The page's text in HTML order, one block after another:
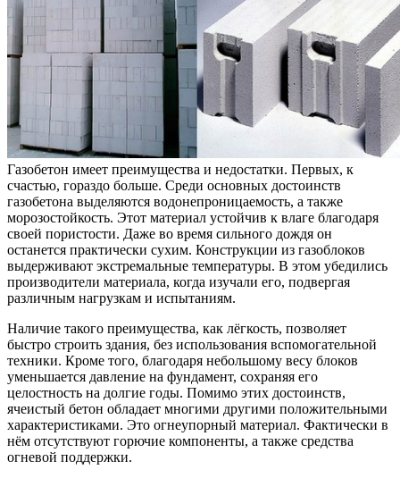
Газобетон имеет преимущества и недостатки. Первых, к
счастью, гораздо больше. Среди основных достоинств
газобетона выделяются водонепроницаемость, а также
морозостойкость. Этот материал устойчив к влаге благодаря
своей пористости. Даже во время сильного дождя он
останется практически сухим. Конструкции из газоблоков
выдерживают экстремальные температуры. В этом убедились
производители материала, когда изучали его, подвергая
различным нагрузкам и испытаниям.
Наличие такого преимущества, как лёгкость, позволяет
быстро строить здания, без использования вспомогательной
техники. Кроме того, благодаря небольшому весу блоков
уменьшается давление на фундамент, сохраняя его
целостность на долгие годы. Помимо этих достоинств,
ячеистый бетон обладает многими другими положительными
характеристиками. Это огнеупорный материал. Фактически в
нём отсутствуют горючие компоненты, а также средства
огневой поддержки.